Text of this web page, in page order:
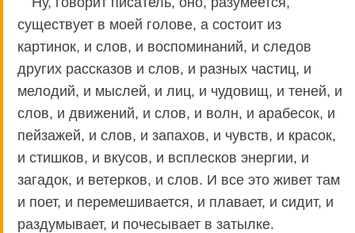
существует в моей голове, а состоит из
картинок, и слов, и воспоминаний, и следов
других рассказов и слов, и разных частиц, и
мелодий, и мыслей, и лиц, и чудовищ, и теней, и
слов, и движений, и слов, и волн, и арабесок, и
пейзажей, и слов, и запахов, и чувств, и красок,
и стишков, и вкусов, и всплесков энергии, и
загадок, и ветерков, и слов. И все это живет там
и поет, и перемешивается, и плавает, и сидит, и
раздумывает, и почесывает в затылке.